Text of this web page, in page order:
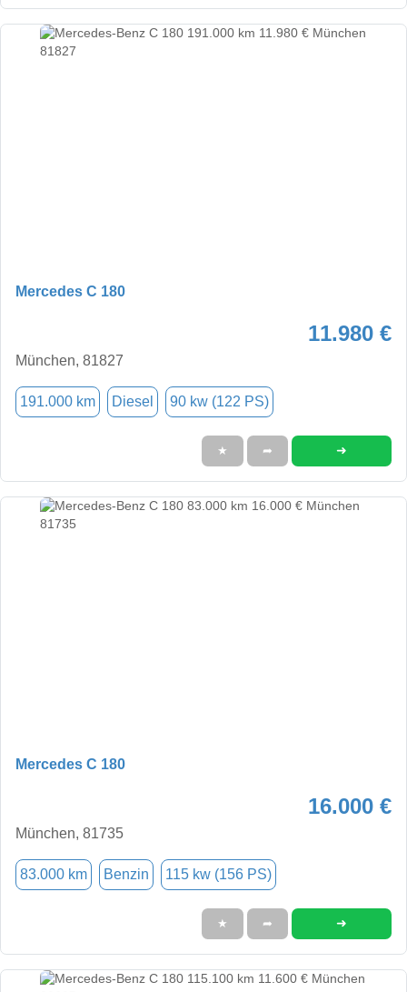
Mercedes C 180
11.980 €
München, 81827
191.000 km Diesel 90 kw (122 PS)
★ ➦ ➜
Mercedes C 180
16.000 €
München, 81735
83.000 km Benzin 115 kw (156 PS)
★ ➦ ➜